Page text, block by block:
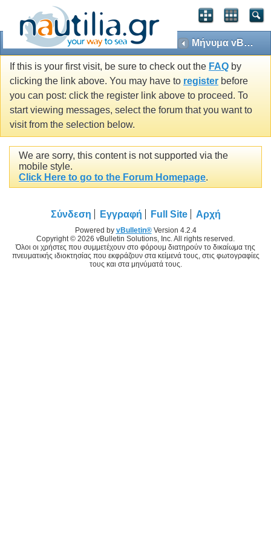
Μήνυμα vBulletin
If this is your first visit, be sure to check out the FAQ by
clicking the link above. You may have to register before
you can post: click the register link above to proceed. To
start viewing messages, select the forum that you want to
visit from the selection below.
We are sorry, this content is not supported via the
mobile style.
Click Here to go to the Forum Homepage.
Σύνδεση Εγγραφή Full Site Αρχή
Powered by vBulletin®Version 4.2.4
Copyright © 2026 vBulletin Solutions, Inc. All rights reserved.
Όλοι οι χρήστες που συμμετέχουν στο φόρουμ διατηρούν το δικαίωμα της
πνευματικής ιδιοκτησίας που εκφράζουν στα κείμενά τους, στις φωτογραφίες
τους και στα μηνύματά τους.